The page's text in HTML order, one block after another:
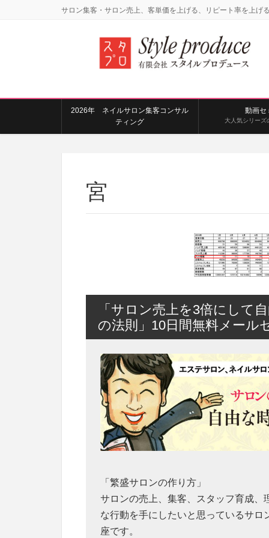
サロン集客・サロン売上、客単価を上げる、リピート率を上げ
2026年 ネイルサロン集客コンサル
ティング
動画セ
大人気シリーズ
宮
「サロン売上を3倍にして
の法則」10日間無料メール
「繁盛サロンの作り方」
サロンの売上、集客、スタッフ育成、
な行動を手にしたいと思っているサ
座です。